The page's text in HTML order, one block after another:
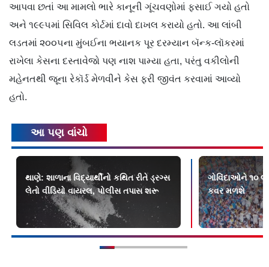
આપવા છતાં આ મામલો ભારે કાનૂની ગૂંચવણોમાં ફસાઈ ગયો હતો
અને ૧૯૯૫માં સિવિલ કોર્ટમાં દાવો દાખલ કરાયો હતો. આ લાંબી
લડતમાં ૨૦૦૫ના મુંબઈના ભયાનક પૂર દરમ્યાન બૅન્ક-લૉકરમાં
રાખેલા કેસના દસ્તાવેજો પણ નાશ પામ્યા હતા, પરંતુ વકીલોની
મહેનતથી જૂના રેકૉર્ડ મેળવીને કેસ ફરી જીવંત કરવામાં આવ્યો
હતો.
આ પણ વાંચો
થાણે: શાળાના વિદ્યાર્થીનો કથિત રીતે ડ્રગ્સ
લેતો વીડિયો વાયરલ, પોલીસ તપાસ શરૂ
ગોવિંદાઓને ૧૦
કવર મળશે